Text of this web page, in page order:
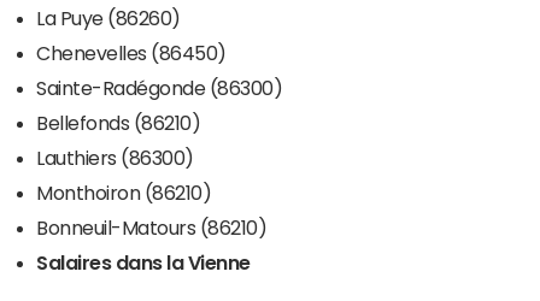
La Puye (86260)
Chenevelles (86450)
Sainte-Radégonde (86300)
Bellefonds (86210)
Lauthiers (86300)
Monthoiron (86210)
Bonneuil-Matours (86210)
Salaires dans la Vienne